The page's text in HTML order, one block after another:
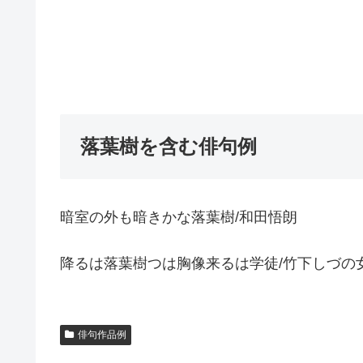
落葉樹を含む俳句例
暗室の外も暗きかな落葉樹/和田悟朗
降るは落葉樹つは胸像来るは学徒/竹下しづの
俳句作品例